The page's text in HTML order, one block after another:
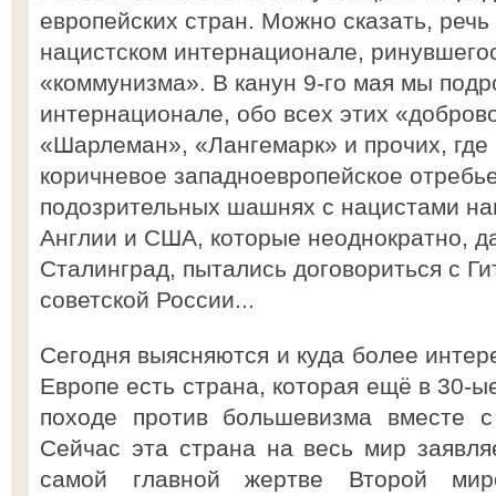
европейских стран. Можно сказать,
нацистском интернационале,
«коммунизма». В канун 9-го мая мы
интернационале, обо всех этих
«Шарлеман», «Лангемарк» и прочих,
коричневое западноевропейское
подозрительных шашнях с нацистами
Англии и США, которые неоднократно,
Сталинград, пытались договориться с
советской России...
Сегодня выясняются и куда более
Европе есть страна, которая ещё в 30-
походе против большевизма вместе
Сейчас эта страна на весь мир
самой главной жертве Второй